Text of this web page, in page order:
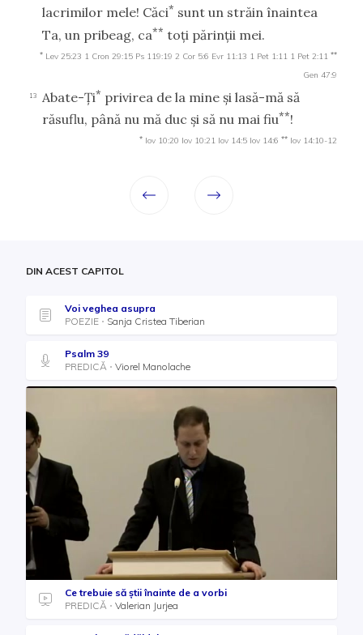
lacrimilor mele! Căci* sunt un străin înaintea
Ta, un pribeag, ca** toţi părinţii mei.
* Lev 25:23 1 Cron 29:15 Ps 119:19 2 Cor 5:6 Evr 11:13 1 Pet 1:11 1 Pet 2:11 **
Gen 47:9
13 Abate-Ţi* privirea de la mine şi lasă-mă să
răsuflu, până nu mă duc şi să nu mai fiu**!
* Iov 10:20 Iov 10:21 Iov 14:5 Iov 14:6 ** Iov 14:10-12
DIN ACEST CAPITOL
Voi veghea asupra
POEZIE
Sanja Cristea Tiberian
Psalm 39
PREDICĂ
Viorel Manolache
Ce trebuie să știi înainte de a vorbi
PREDICĂ
Valerian Jurjea